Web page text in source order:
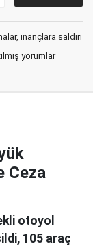
inançlara saldırı
yorumlar
Ceza
otoyol
105 araç